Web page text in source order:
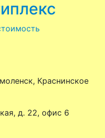
Краснинское
д. 22, офис 6